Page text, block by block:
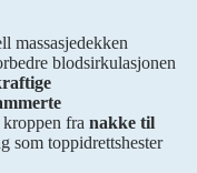
massasjedekken
blodsirkulasjonen
fra nakke til
som toppidrettshester